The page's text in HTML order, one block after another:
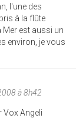
l'une des
à la flûte
Mer est aussi un
environ, je vous
à 8h42
Vox Angeli